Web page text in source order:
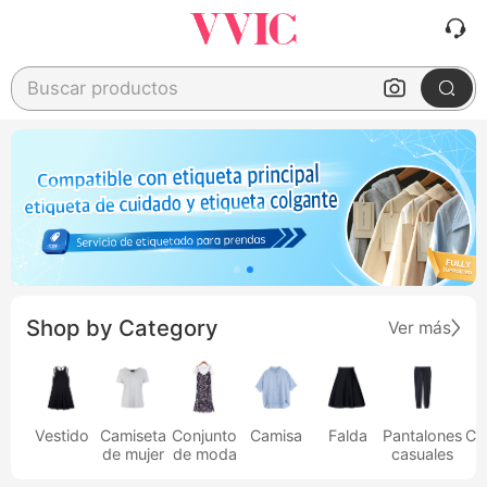
Buscar productos
Shop by Category Ver más
Vestido
Camiseta
de mujer
Conjunto
de moda
Camisa Falda
Pantalones
casuales